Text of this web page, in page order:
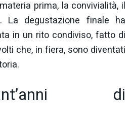
prima, la convivialità, il
La degustazione finale ha
in un rito condiviso, fatto di
che, in fiera, sono diventati
di